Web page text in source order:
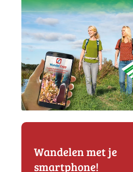
Wandelen met je
smartphone!